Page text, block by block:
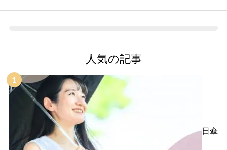
人気の記事
日傘